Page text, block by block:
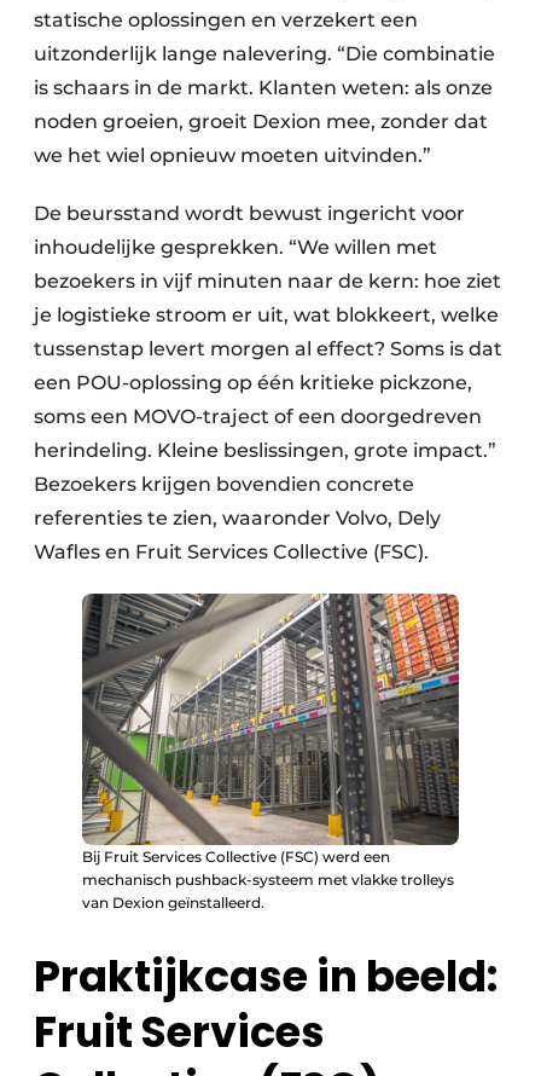
statische oplossingen en verzekert een
uitzonderlijk lange nalevering. “Die combinatie
is schaars in de markt. Klanten weten: als onze
noden groeien, groeit Dexion mee, zonder dat
we het wiel opnieuw moeten uitvinden.”
De beursstand wordt bewust ingericht voor
inhoudelijke gesprekken. “We willen met
bezoekers in vijf minuten naar de kern: hoe ziet
je logistieke stroom er uit, wat blokkeert, welke
tussenstap levert morgen al effect? Soms is dat
een POU-oplossing op één kritieke pickzone,
soms een MOVO-traject of een doorgedreven
herindeling. Kleine beslissingen, grote impact.”
Bezoekers krijgen bovendien concrete
referenties te zien, waaronder Volvo, Dely
Wafles en Fruit Services Collective (FSC).
Bij Fruit Services Collective (FSC) werd een
mechanisch pushback-systeem met vlakke trolleys
van Dexion geïnstalleerd.
Praktijkcase in beeld:
Fruit Services